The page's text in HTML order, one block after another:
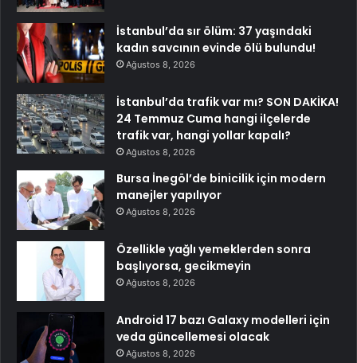
İstanbul’da sır ölüm: 37 yaşındaki
kadın savcının evinde ölü bulundu!
Ağustos 8, 2026
İstanbul’da trafik var mı? SON DAKİKA!
24 Temmuz Cuma hangi ilçelerde
trafik var, hangi yollar kapalı?
Ağustos 8, 2026
Bursa İnegöl’de binicilik için modern
manejler yapılıyor
Ağustos 8, 2026
Özellikle yağlı yemeklerden sonra
başlıyorsa, gecikmeyin
Ağustos 8, 2026
Android 17 bazı Galaxy modelleri için
veda güncellemesi olacak
Ağustos 8, 2026